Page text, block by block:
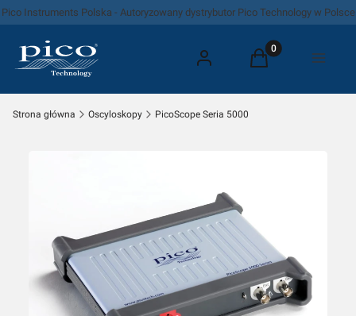
Pico Instruments Polska - Autoryzowany dystrybutor Pico Technology w Polsce
Zaloguj się Produkty w
Koszyk Menu
Strona główna Oscyloskopy PicoScope Seria 5000